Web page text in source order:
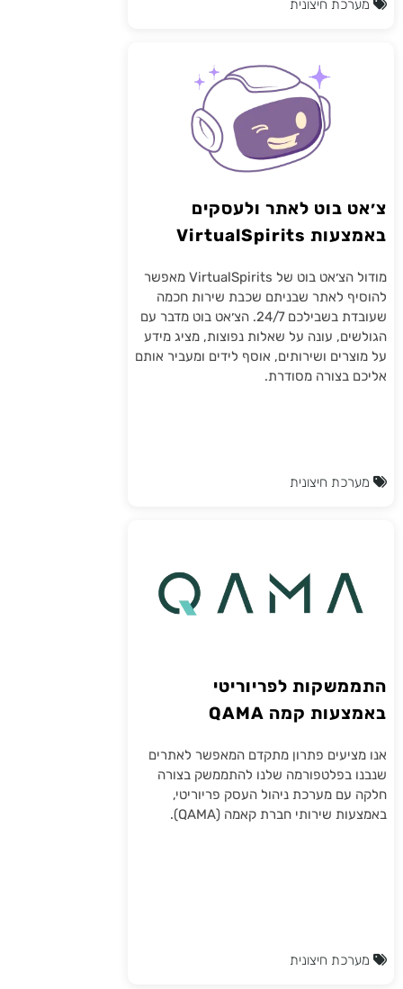
מערכת חיצונית
צ׳אט בוט לאתר ולעסקים
באמצעות VirtualSpirits
מודול הצ׳אט בוט של VirtualSpirits מאפשר
להוסיף לאתר שבניתם שכבת שירות חכמה
שעובדת בשבילכם 24/7. הצ׳אט בוט מדבר עם
הגולשים, עונה על שאלות נפוצות, מציג מידע
על מוצרים ושירותים, אוסף לידים ומעביר אותם
אליכם בצורה מסודרת.
מערכת חיצונית
התממשקות לפריוריטי
באמצעות קמה QAMA
אנו מציעים פתרון מתקדם המאפשר לאתרים
שנבנו בפלטפורמה שלנו להתממשק בצורה
חלקה עם מערכת ניהול העסק פריוריטי,
באמצעות שירותי חברת קאמה (QAMA).
מערכת חיצונית